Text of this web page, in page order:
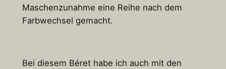
Maschenzunahme eine Reihe nach dem
Farbwechsel gemacht.
Bei diesem Béret habe ich auch mit den